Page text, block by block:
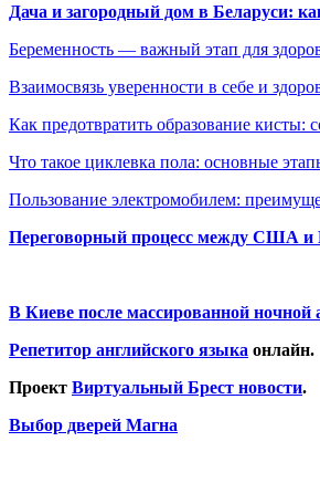
Дача и загородный дом в Беларуси:
Беременность — важный этап для
Взаимосвязь уверенности в себе и
Как предотвратить образование кисты:
Что такое циклевка пола: основные
Пользование электромобилем:
Переговорный процесс между США и
В Киеве после массированной
Репетитор английского языка онлайн.
Проект Виртуальный Брест новости.
Выбор дверей Магна